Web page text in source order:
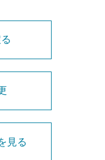
見る